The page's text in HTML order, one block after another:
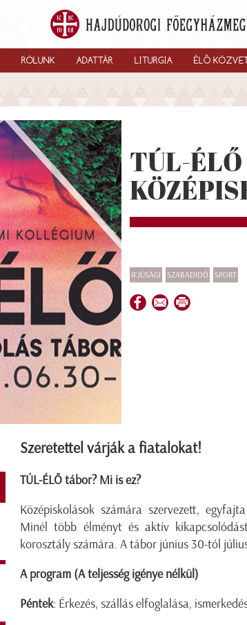
RÓLUNK ADATTÁR LITURGIA ÉLŐ
TÚL-
IFJÚSÁGI SZABADIDŐ SPORT
Szeretettel várják a fiatalokat!
TÚL-ÉLŐ tábor? Mi is ez?
Középiskolások számára szervezett,
Minél több élményt és aktív
korosztály számára. A tábor június 30-tól
A program (A teljesség igénye nélkül)
Péntek: Érkezés, szállás elfoglalása,